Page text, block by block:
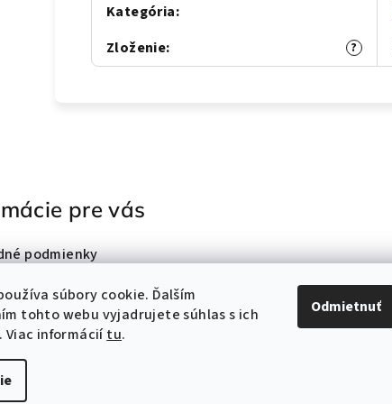
súbory cookie. Ďalším
tohto webu vyjadrujete súhlas s ich
Viac informáciítu.
Odmietnuť
Kategória:
?
Zloženie:
pre vás
podmienky